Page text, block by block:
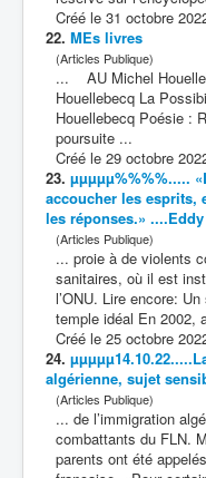
Créé le 31 octobre
22. MEs livres
(Articles Publique)
... AU Michel
Houellebecq La
Houellebecq Poésie :
poursuite ...
Créé le 29 octobre
23. µµµµµ%%%%.....
accoucher les esprits,
les réponses.»
(Articles Publique)
... proie à de violents
sanitaires, où il est
l’ONU. Lire encore:
temple idéal En 2002,
Créé le 25 octobre
24.
algérienne, sujet
(Articles Publique)
... de l’immigration
combattants du FLN.
parents ont été